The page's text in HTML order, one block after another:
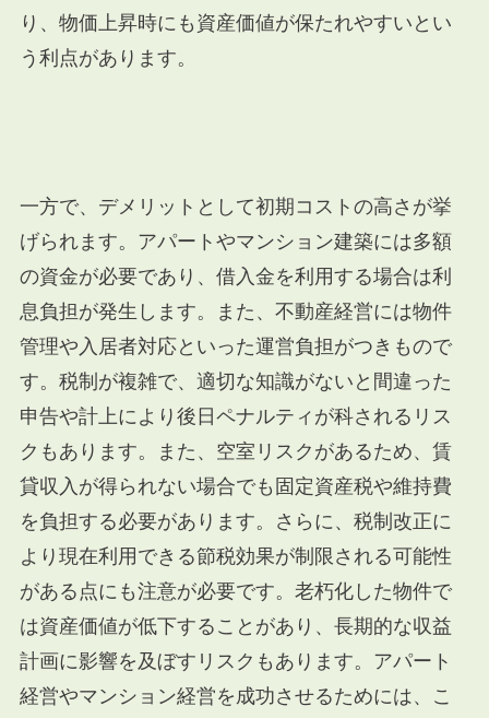
り、物価上昇時にも資産価値が保たれやすいとい
う利点があります。
一方で、デメリットとして初期コストの高さが挙
げられます。アパートやマンション建築には多額
の資金が必要であり、借入金を利用する場合は利
息負担が発生します。また、不動産経営には物件
管理や入居者対応といった運営負担がつきもので
す。税制が複雑で、適切な知識がないと間違った
申告や計上により後日ペナルティが科されるリス
クもあります。また、空室リスクがあるため、賃
貸収入が得られない場合でも固定資産税や維持費
を負担する必要があります。さらに、税制改正に
より現在利用できる節税効果が制限される可能性
がある点にも注意が必要です。老朽化した物件で
は資産価値が低下することがあり、長期的な収益
計画に影響を及ぼすリスクもあります。アパート
経営やマンション経営を成功させるためには、こ